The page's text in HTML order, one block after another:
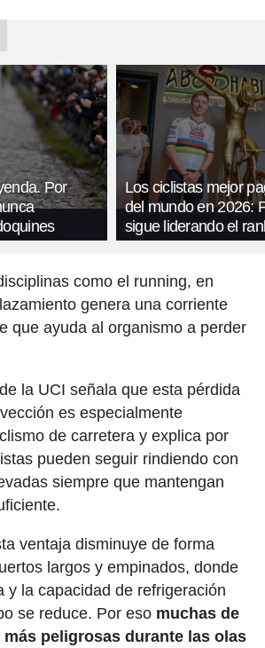
Por
Los ciclistas mejor
del mundo en 2026:
sigue liderando el
como el running, en
genera una corriente
que ayuda al organismo a perder
la UCI señala que esta pérdida
es especialmente
de carretera y explica por
pueden seguir rindiendo con
siempre que mantengan
ventaja disminuye de forma
largos y empinados, donde
y la capacidad de refrigeración
se reduce. Por esomuchas de
peligrosas durante las olas